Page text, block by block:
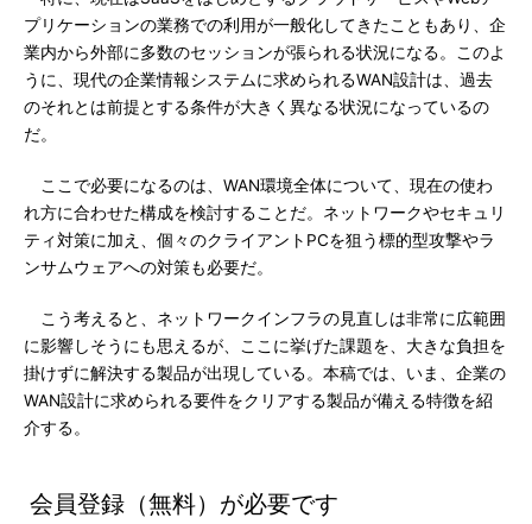
プリケーションの業務での利用が一般化してきたこともあり、企
業内から外部に多数のセッションが張られる状況になる。このよ
うに、現代の企業情報システムに求められるWAN設計は、過去
のそれとは前提とする条件が大きく異なる状況になっているの
だ。
ここで必要になるのは、WAN環境全体について、現在の使わ
れ方に合わせた構成を検討することだ。ネットワークやセキュリ
ティ対策に加え、個々のクライアントPCを狙う標的型攻撃やラ
ンサムウェアへの対策も必要だ。
こう考えると、ネットワークインフラの見直しは非常に広範囲
に影響しそうにも思えるが、ここに挙げた課題を、大きな負担を
掛けずに解決する製品が出現している。本稿では、いま、企業の
WAN設計に求められる要件をクリアする製品が備える特徴を紹
介する。
会員登録（無料）が必要です